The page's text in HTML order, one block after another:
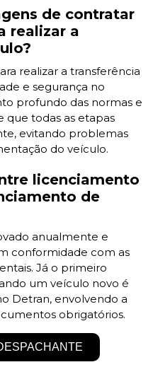
de contratar
realizar a
realizar a transferência
e segurança no
profundo das normas e
que todas as etapas
evitando problemas
do veículo.
licenciamento
de
anualmente e
conformidade com as
Já o primeiro
um veículo novo é
Detran, envolvendo a
obrigatórios.